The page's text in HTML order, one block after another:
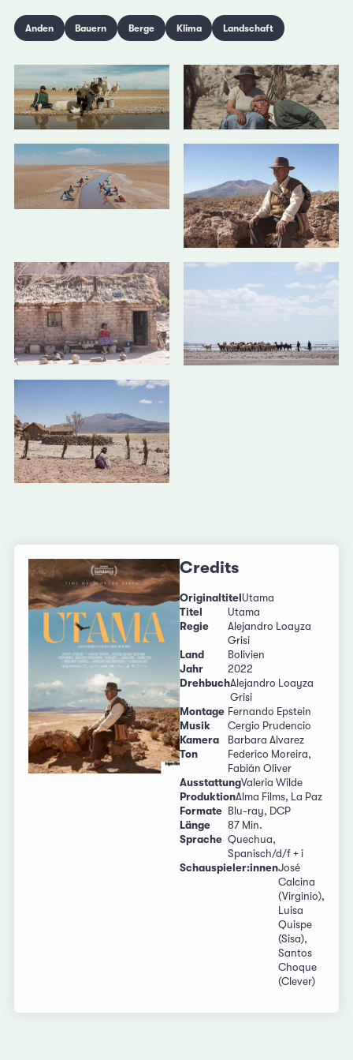
Anden Bauern Berge Klima Landschaft
Credits
Originaltitel Utama
Titel
Utama
Regie
Alejandro Loayza
Grisi
Land
Bolivien
Jahr
2022
DrehbuchAlejandro Loayza
Grisi
Montage Fernando Epstein
Musik
Cergio Prudencio
Kamera
Barbara Alvarez
Ton
Federico Moreira,
Fabián Oliver
AusstattungValeria Wilde
ProduktionAlma Films, La Paz
Formate Blu-ray, DCP
Länge
87 Min.
Sprache Quechua,
Spanisch/d/f + i
Schauspieler:innenJosé
Calcina
(Virginio),
Luisa
Quispe
(Sisa),
Santos
Choque
(Clever)